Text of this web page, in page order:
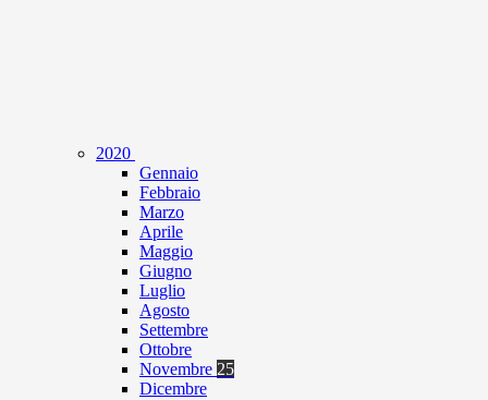
2020
Gennaio
Febbraio
Marzo
Aprile
Maggio
Giugno
Luglio
Agosto
Settembre
Ottobre
Novembre 25
Dicembre